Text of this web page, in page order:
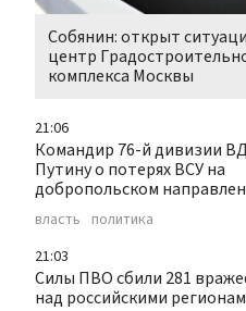
Собянин: открыт
центр
комплекса Москвы
21:06
Командир 76-й дивизии
Путину о потерях ВСУ на
добропольском
власть политика
21:03
Силы ПВО сбили 281
над российскими